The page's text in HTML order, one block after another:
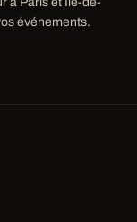
événements.